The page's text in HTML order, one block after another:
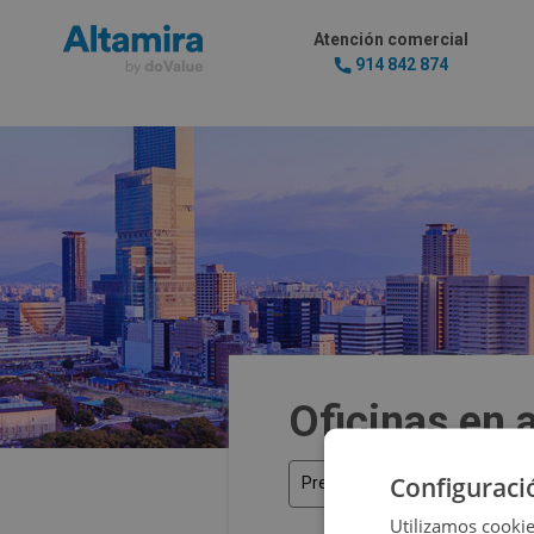
Atención comercial
914 842 874
Oficinas en
Precio
Utilizamos